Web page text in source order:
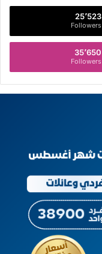
25٬523
Followers
35٬650
Followers